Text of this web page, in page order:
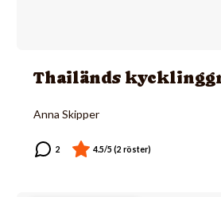
Thailänds
Anna Skipper